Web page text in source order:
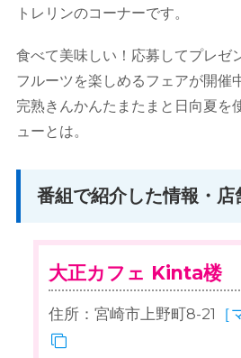
トレリンのコーナーです。
食べて美味しい！応募してプレゼ
フルーツを楽しめるフェアが開催
完熟きんかんたまたまと日向夏を
ューとは。
番組で紹介した情報・店
大正カフェ Kinta楼
住所：宮崎市上野町8-21 ［